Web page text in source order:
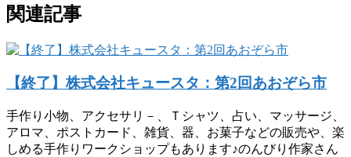
関連記事
【終了】株式会社キュースタ：第2回あおぞら市
手作り小物、アクセサリ－、Ｔシャツ、占い、マッサージ、
アロマ、ポストカード、雑貨、器、お菓子などの販売や、楽
しめる手作りワークショップもあります♪のんびり作家さん